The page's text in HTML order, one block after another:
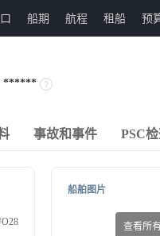
船期 航程 租船 预
******
事故和事件 PSC
船舶图片
查看所